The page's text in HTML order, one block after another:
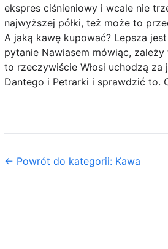
ekspres ciśnieniowy i wcale nie
najwyższej półki, też może to
A jaką kawę kupować? Lepsza
pytanie Nawiasem mówiąc,
to rzeczywiście Włosi uchodzą
Dantego i Petrarki i sprawdzić to.
← Powrót do kategorii: Kawa